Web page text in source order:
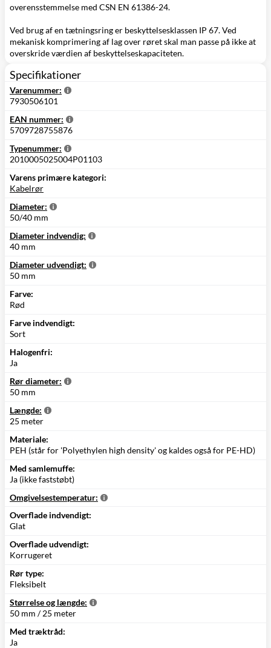
overensstemmelse med CSN EN 61386-24.
Ved brug af en tætningsring er beskyttelsesklassen IP 67. Ved
mekanisk komprimering af lag over røret skal man passe på ikke at
overskride værdien af beskyttelseskapaciteten.
Specifikationer
Varenummer:
7930506101
EAN nummer:
5709728755876
Typenummer:
2010005025004P01103
Varens primære kategori:
Kabelrør
Diameter:
50/40 mm
Diameter indvendig:
40 mm
Diameter udvendigt:
50 mm
Farve:
Rød
Farve indvendigt:
Sort
Halogenfri:
Ja
Rør diameter:
50 mm
Længde:
25 meter
Materiale:
PEH (står for 'Polyethylen high density' og kaldes også for PE-HD)
Med samlemuffe:
Ja (ikke faststøbt)
Omgivelsestemperatur:
Overflade indvendigt:
Glat
Overflade udvendigt:
Korrugeret
Rør type:
Fleksibelt
Størrelse og længde:
50 mm / 25 meter
Med træktråd:
Ja